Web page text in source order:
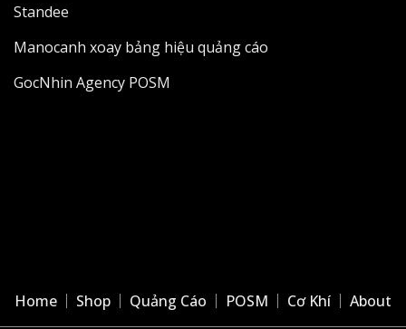
Standee
Manocanh xoay bảng hiệu quảng cáo
GocNhin Agency POSM
Home Shop Quảng Cáo POSM Cơ Khí About